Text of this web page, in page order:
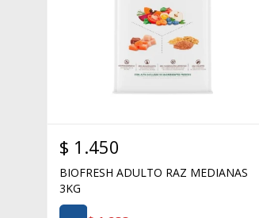
$ 1.450
BIOFRESH ADULTO RAZ MEDIANAS
3KG